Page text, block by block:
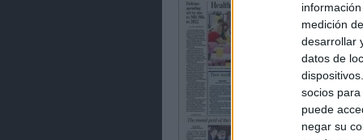
medición
desarrollar
datos de
socios
puede
negar su